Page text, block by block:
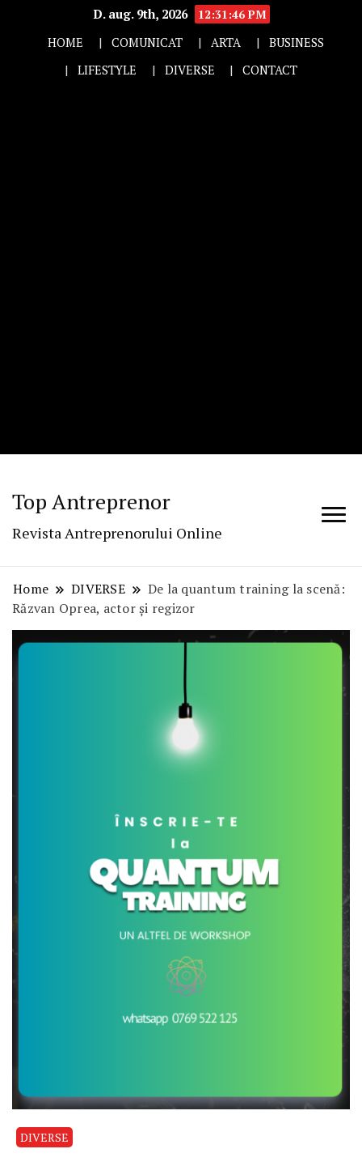
D. aug. 9th, 2026
12:31:47 PM
HOME
COMUNICAT ARTA
BUSINESS
LIFESTYLE
DIVERSE CONTACT
Top Antreprenor
Revista Antreprenorului Online
Home DIVERSE
De la quantum training la scenă:
Răzvan Oprea, actor și regizor
DIVERSE